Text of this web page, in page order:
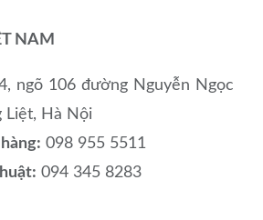
NAM
ngõ 106 đường Nguyễn Ngọc
Liệt, Hà Nội
098 955 5511
094 345 8283